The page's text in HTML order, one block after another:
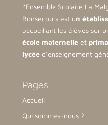
l’Ensemble Scolaire La
Bonsecours est un
accueillant les élèves sur
école maternelleet
lycéed’enseignement
Pages
Accueil
Qui sommes-nous ?